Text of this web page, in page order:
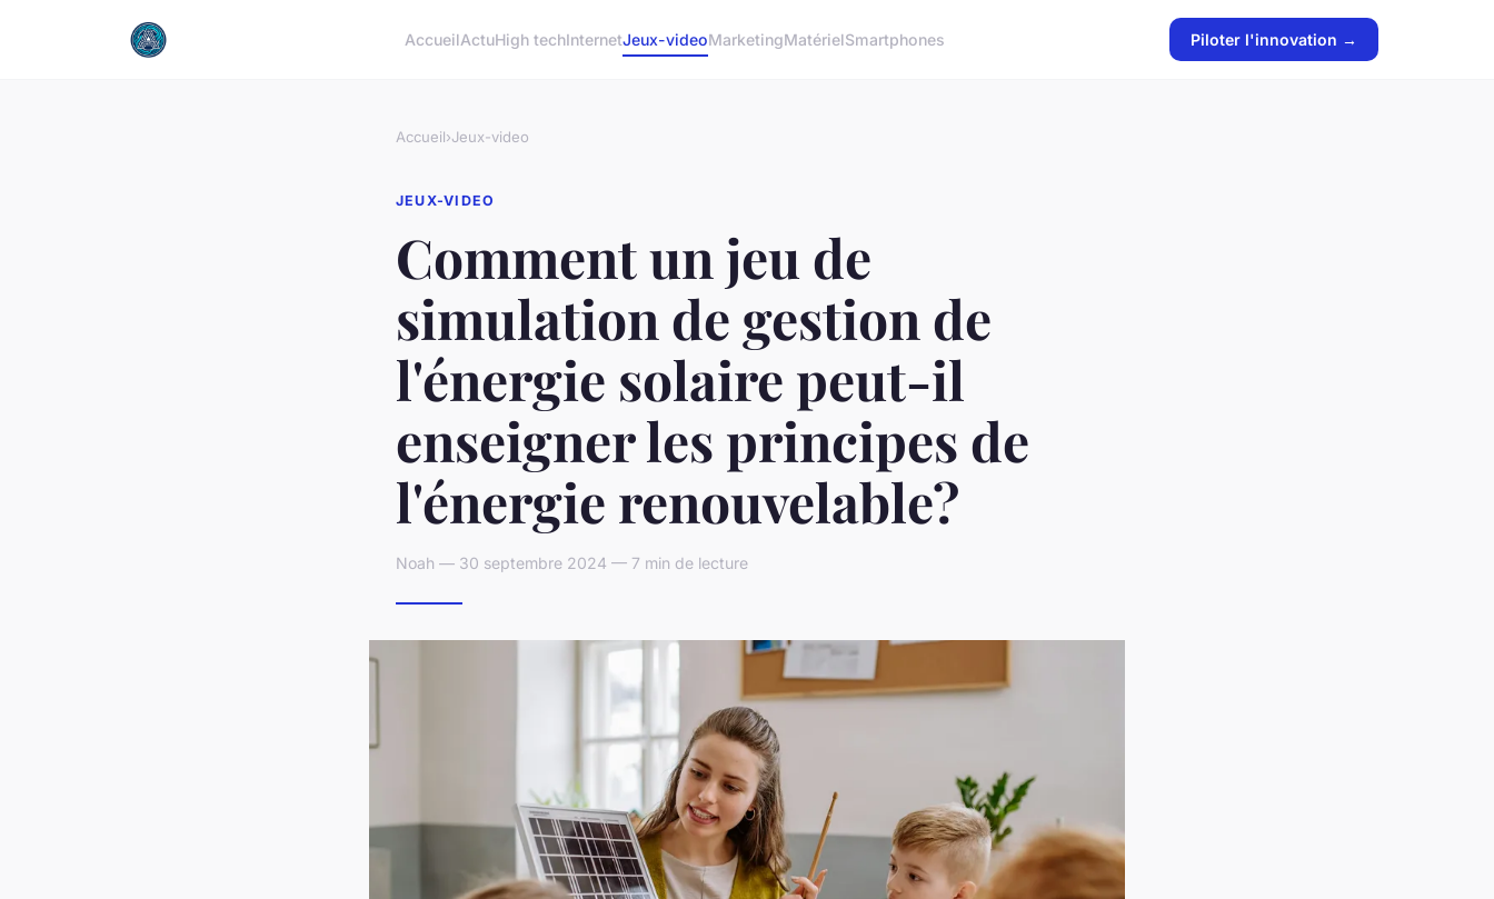
AccueilActuHigh techInternetJeux-videoMarketingMatérielSmartphones Piloter l'innovation →
Accueil›Jeux-video
JEUX-VIDEO
Comment un jeu de
simulation de gestion de
l'énergie solaire peut-il
enseigner les principes de
l'énergie renouvelable?
Noah — 30 septembre 2024 — 7 min de lecture